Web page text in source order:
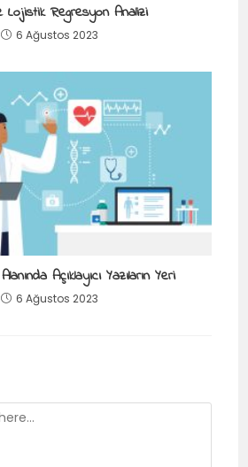
Regresyon Analizi
6 Ağustos 2023
Açıklayıcı Yazıların Yeri
6 Ağustos 2023